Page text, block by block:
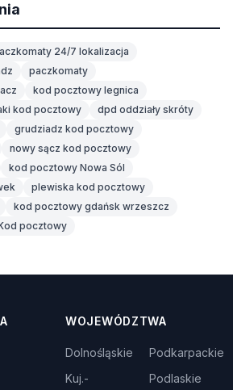
24/7 lokalizacja
paczkomaty
kod pocztowy legnica
kod pocztowy
dpd oddziały skróty
grudziadz kod pocztowy
nowy sącz kod pocztowy
kod pocztowy Nowa Sól
plewiska kod pocztowy
kod pocztowy gdańsk wrzeszcz
pocztowy
WOJEWÓDZTWA
Dolnośląskie
Kuj.-
Podkarpackie
Podlaskie